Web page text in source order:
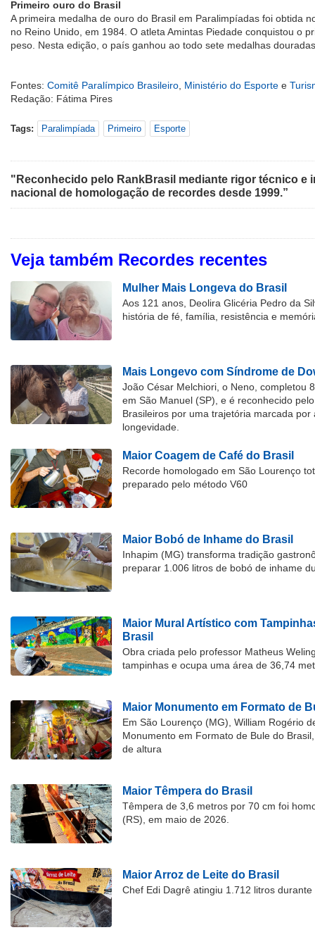
Primeiro ouro do Brasil
A primeira medalha de ouro do Brasil em Paralimpíadas foi obtida
no Reino Unido, em 1984. O atleta Amintas Piedade conquistou o
peso. Nesta edição, o país ganhou ao todo sete medalhas
Fontes: Comitê Paralímpico Brasileiro Ministério do Esporte e
Redação: Fátima Pires
Tags: Paralimpíada Primeiro Esporte
"Reconhecido pelo RankBrasil mediante rigor técnico e
nacional de homologação de recordes desde 1999.”
Veja também Recordes recentes
Mulher Mais Longeva do Brasil
Aos 121 anos, Deolira Glicéria Pedro da
história de fé, família, resistência e
Mais Longevo com Síndrome de
João César Melchiori, o Neno, completou
em São Manuel (SP), e é reconhecido
Brasileiros por uma trajetória marcada por
longevidade.
Maior Coagem de Café do Brasil
Recorde homologado em São Lourenço
preparado pelo método V60
Maior Bobó de Inhame do Brasil
Inhapim (MG) transforma tradição
preparar 1.006 litros de bobó de inhame
Maior Mural Artístico com
Brasil
Obra criada pelo professor Matheus
tampinhas e ocupa uma área de 36,74
Maior Monumento em Formato de
Em São Lourenço (MG), William Rogério
Monumento em Formato de Bule do
de altura
Maior Têmpera do Brasil
Têmpera de 3,6 metros por 70 cm foi
(RS), em maio de 2026.
Maior Arroz de Leite do Brasil
Chef Edi Dagrê atingiu 1.712 litros